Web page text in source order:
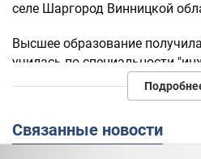
селе Шаргород Винницкой
Высшее образование
училась по специальности
нетрадиционным источникам
"Кто остался после цирка?"
Украине и соседних странах,
Связанные новости